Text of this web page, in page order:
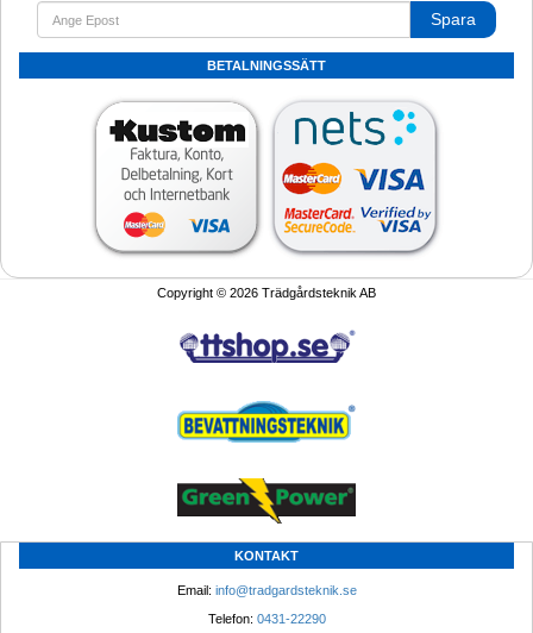
Spara
BETALNINGSSÄTT
Copyright © 2026 Trädgårdsteknik AB
KONTAKT
Email: info@tradgardsteknik.se
Telefon: 0431-22290